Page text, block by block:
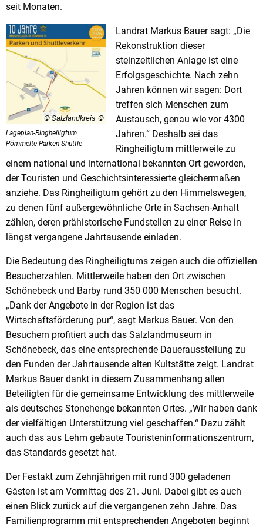
seit Monaten.
© Salzlandkreis
Lageplan-Ringheiligtum
Pömmelte-Parken-Shuttle
Landrat Markus Bauer sagt: „Die
Rekonstruktion dieser
steinzeitlichen Anlage ist eine
Erfolgsgeschichte. Nach zehn
Jahren können wir sagen: Dort
treffen sich Menschen zum
Austausch, genau wie vor 4300
Jahren.“ Deshalb sei das
Ringheiligtum mittlerweile zu
einem national und international bekannten Ort geworden,
der Touristen und Geschichtsinteressierte gleichermaßen
anziehe. Das Ringheiligtum gehört zu den Himmelswegen,
zu denen fünf außergewöhnliche Orte in Sachsen-Anhalt
zählen, deren prähistorische Fundstellen zu einer Reise in
längst vergangene Jahrtausende einladen.
Die Bedeutung des Ringheiligtums zeigen auch die offiziellen
Besucherzahlen. Mittlerweile haben den Ort zwischen
Schönebeck und Barby rund 350 000 Menschen besucht.
„Dank der Angebote in der Region ist das
Wirtschaftsförderung pur“, sagt Markus Bauer. Von den
Besuchern profitiert auch das Salzlandmuseum in
Schönebeck, das eine entsprechende Dauerausstellung zu
den Funden der Jahrtausende alten Kultstätte zeigt. Landrat
Markus Bauer dankt in diesem Zusammenhang allen
Beteiligten für die gemeinsame Entwicklung des mittlerweile
als deutsches Stonehenge bekannten Ortes. „Wir haben dank
der vielfältigen Unterstützung viel geschaffen.“ Dazu zählt
auch das aus Lehm gebaute Touristeninformationszentrum,
das Standards gesetzt hat.
Der Festakt zum Zehnjährigen mit rund 300 geladenen
Gästen ist am Vormittag des 21. Juni. Dabei gibt es auch
einen Blick zurück auf die vergangenen zehn Jahre. Das
Familienprogramm mit entsprechenden Angeboten beginnt